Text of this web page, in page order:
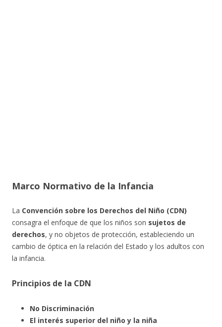
Marco Normativo de la Infancia
La Convención sobre los Derechos del Niño (CDN)
consagra el enfoque de que los niños son sujetos de
derechos, y no objetos de protección, estableciendo un
cambio de óptica en la relación del Estado y los adultos con
la infancia.
Principios de la CDN
No Discriminación
El interés superior del niño y la niña